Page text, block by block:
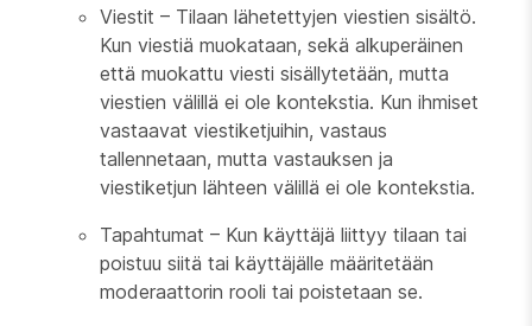
Viestit – Tilaan lähetettyjen viestien sisältö.
Kun viestiä muokataan, sekä alkuperäinen
että muokattu viesti sisällytetään, mutta
viestien välillä ei ole kontekstia. Kun ihmiset
vastaavat viestiketjuihin, vastaus
tallennetaan, mutta vastauksen ja
viestiketjun lähteen välillä ei ole kontekstia.
Tapahtumat – Kun käyttäjä liittyy tilaan tai
poistuu siitä tai käyttäjälle määritetään
moderaattorin rooli tai poistetaan se.